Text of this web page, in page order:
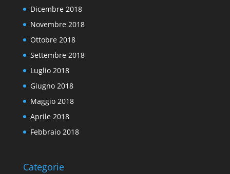
Dicembre 2018
Novembre 2018
Ottobre 2018
Settembre 2018
Luglio 2018
Giugno 2018
Maggio 2018
Aprile 2018
Febbraio 2018
Categorie